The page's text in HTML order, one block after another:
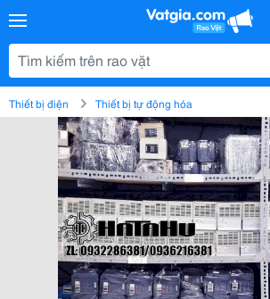
Thiết bị điện Thiết bị tự động hóa